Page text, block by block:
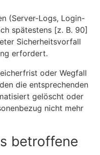
(Server-Logs, Login-
spätestens [z. B. 90]
Sicherheitsvorfall
erfordert.
oder Wegfall
die entsprechenden
gelöscht oder
nicht mehr
betroffene